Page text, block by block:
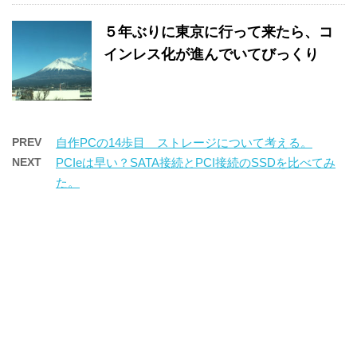
５年ぶりに東京に行って来たら、コ
インレス化が進んでいてびっくり
PREV 自作PCの14歩目 ストレージについて考える。
NEXT
PCIeは早い？SATA接続とPCI接続のSSDを比べてみ
た。